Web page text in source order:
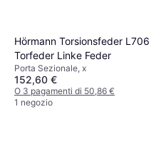
Hörmann Torsionsfeder L706
Torfeder Linke Feder
Porta Sezionale, x
152,60 €
O 3 pagamenti di 50,86 €
1 negozio